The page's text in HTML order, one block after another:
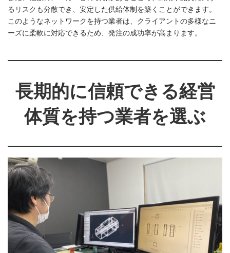
るリスクも分散でき、安定した供給体制を築くことができます。
このようなネットワークを持つ業者は、クライアントの多様なニ
ーズに柔軟に対応できるため、発注の成功率が高まります。
長期的に信頼できる経営
体質を持つ業者を選ぶ